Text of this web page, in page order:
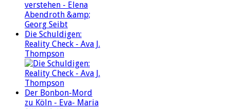
Die Schuldigen:
Reality Check - Ava J.
Thompson
Der Bonbon-Mord
zu Köln - Eva- Maria